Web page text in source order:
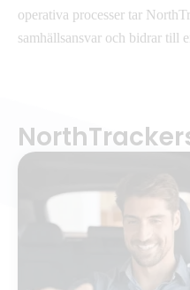
operativa processer tar
samhällsansvar och bidrar till